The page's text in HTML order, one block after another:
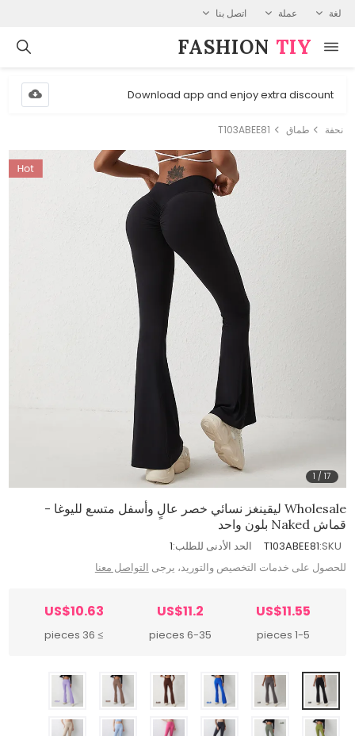
لغة عملة اتصل بنا
FASHION⁠ TIY
Download app and enjoy extra discount
نحفة طماق T103ABEE81
1 /17
Wholesale ليقينغز نسائي خصر عالٍ وأسفل متسع لليوغا -
قماش Naked بلون واحد
SKU:
T103ABEE81 الحد الأدنى للطلب:1
للحصول على خدمات التخصيص والتوريد، يرجى التواصل معنا
US$11.55
1-5 pieces
US$11.2
6-35 pieces
US$10.63
≥ 36 pieces